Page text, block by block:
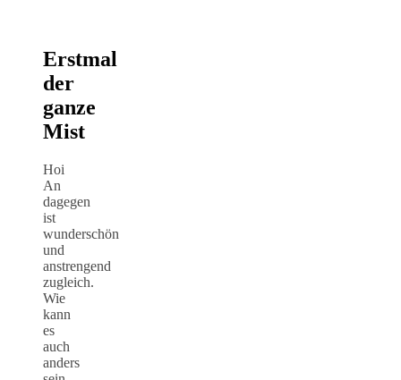
Erstmal
der
ganze
Mist
Hoi
An
dagegen
ist
wunderschön
und
anstrengend
zugleich.
Wie
kann
es
auch
anders